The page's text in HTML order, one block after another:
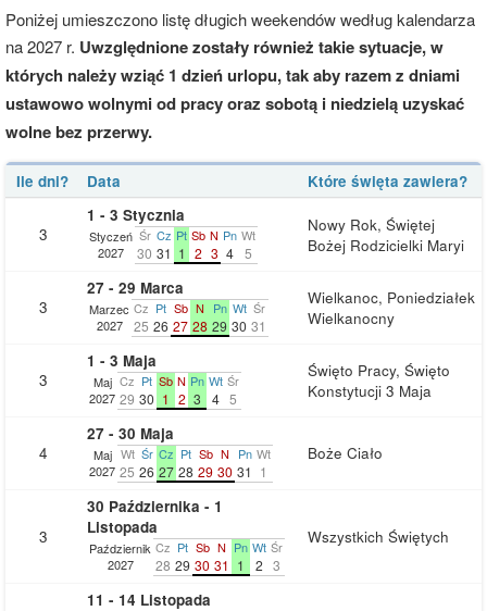
Poniżej umieszczono listę długich weekendów według kalendarza
na 2027 r. Uwzględnione zostały również takie sytuacje, w
których należy wziąć 1 dzień urlopu, tak aby razem z dniami
ustawowo wolnymi od pracy oraz sobotą i niedzielą uzyskać
wolne bez przerwy.
Ile dni? Data Które święta zawiera?
3
1 - 3 Stycznia
Styczeń
2027
Śr Cz Pt Sb N Pn Wt
30 31 1 2 3 4 5
Nowy Rok, Świętej
Bożej Rodzicielki Maryi
3
27 - 29 Marca
Marzec
2027
Cz Pt Sb N Pn Wt Śr
25 26 27 28 29 30 31
Wielkanoc, Poniedziałek
Wielkanocny
3
1 - 3 Maja
Maj
2027
Cz Pt Sb N Pn Wt Śr
29 30 1 2 3 4 5
Święto Pracy, Święto
Konstytucji 3 Maja
4
27 - 30 Maja
Maj
2027
Wt Śr Cz Pt Sb N Pn Wt
25 26 27 28 29 30 31 1
Boże Ciało
3
30 Października - 1
Listopada
Październik
2027
Cz Pt Sb N Pn Wt Śr
28 29 30 31 1 2 3
Wszystkich Świętych
11 - 14 Listopada